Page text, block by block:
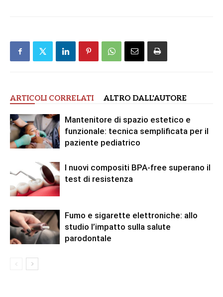
ARTICOLI CORRELATI ALTRO DALL'AUTORE
Mantenitore di spazio estetico e
funzionale: tecnica semplificata per il
paziente pediatrico
I nuovi compositi BPA-free superano il
test di resistenza
Fumo e sigarette elettroniche: allo
studio l’impatto sulla salute
parodontale